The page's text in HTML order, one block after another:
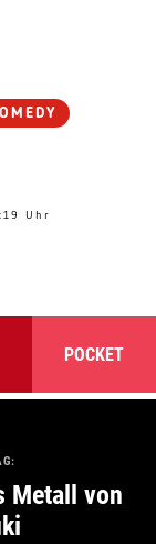
Uhr
POCKET
Metall von